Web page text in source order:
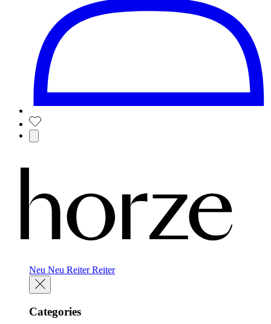
Neu Neu Reiter Reiter
Categories